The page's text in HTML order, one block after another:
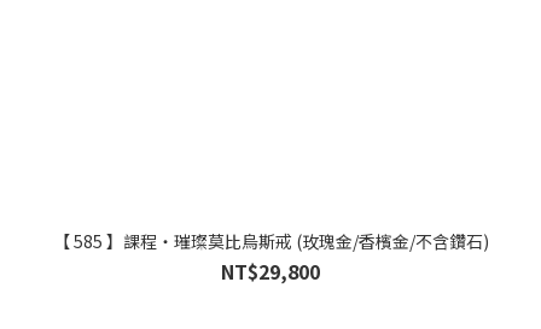
【 585 】課程・璀璨莫比烏斯戒 (玫瑰金/香檳金/不含鑽石)
NT$29,800